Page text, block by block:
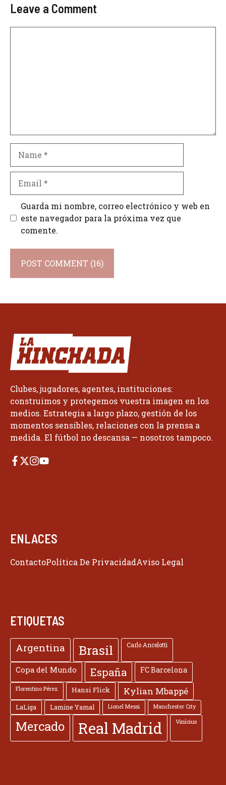
Leave a Comment
Guarda mi nombre, correo electrónico y web en
este navegador para la próxima vez que
comente.
Clubes, jugadores, agentes, instituciones:
construimos y protegemos vuestra imagen en los
medios. Estrategia a largo plazo, gestión de los
momentos sensibles, relaciones con la prensa a
medida. El fútbol no descansa — nosotros tampoco.
ENLACES
ContactoPolítica De PrivacidadAviso Legal
ETIQUETAS
Argentina Brasil Carlo Ancelotti
Copa del Mundo España FC Barcelona
Florentino Pérez Hansi Flick Kylian Mbappé
LaLiga Lamine Yamal Lionel Messi Manchester City
Mercado Real Madrid Vinícius